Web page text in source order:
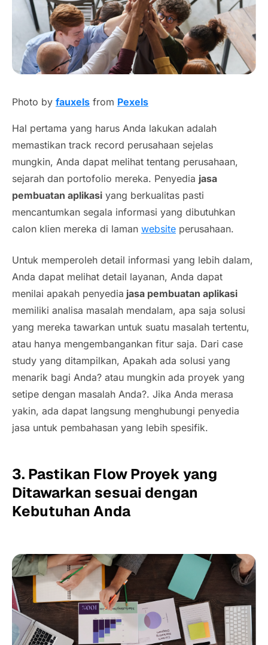
Photo by fauxels from Pexels
Hal pertama yang harus Anda lakukan adalah
memastikan track record perusahaan sejelas
mungkin, Anda dapat melihat tentang perusahaan,
sejarah dan portofolio mereka. Penyedia jasa
pembuatan aplikasi yang berkualitas pasti
mencantumkan segala informasi yang dibutuhkan
calon klien mereka di laman website perusahaan.
Untuk memperoleh detail informasi yang lebih dalam,
Anda dapat melihat detail layanan, Anda dapat
menilai apakah penyedia jasa pembuatan aplikasi
memiliki analisa masalah mendalam, apa saja solusi
yang mereka tawarkan untuk suatu masalah tertentu,
atau hanya mengembangankan fitur saja. Dari case
study yang ditampilkan, Apakah ada solusi yang
menarik bagi Anda? atau mungkin ada proyek yang
setipe dengan masalah Anda?. Jika Anda merasa
yakin, ada dapat langsung menghubungi penyedia
jasa untuk pembahasan yang lebih spesifik.
3. Pastikan FlowProyek yang
Ditawarkan sesuai dengan
Kebutuhan Anda